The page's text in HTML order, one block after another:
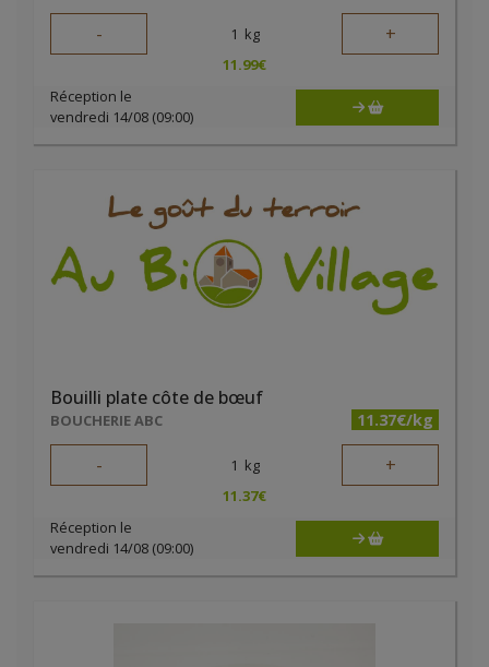
- 1 kg +
11.99€
Réception le
vendredi 14/08 (09:00)
Bouilli plate côte de bœuf
BOUCHERIE ABC 11.37€/kg
- 1 kg +
11.37€
Réception le
vendredi 14/08 (09:00)